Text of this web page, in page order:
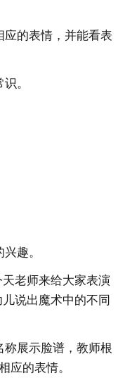
应的表情，并能看表
。
趣。
老师来给大家表演
说出魔术中的不同
称展示脸谱，教师根
应的表情。